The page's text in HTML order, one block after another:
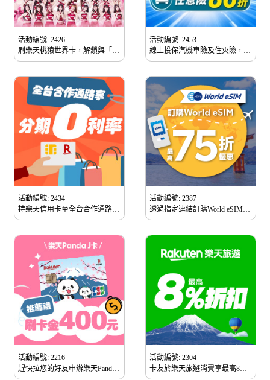
活動編號: 2426
刷樂天桃猿世界卡，解鎖與「樂
天女孩」的專屬見面會
活動編號: 2453
線上投保汽機車險及住火險，投
保時輸入專案代碼可享多重優
活動編號: 2434
持樂天信用卡至全台合作通路消
費享分期付款0利率
活動編號: 2387
透過指定連結訂購World eSIM
享最高75折優惠
活動編號: 2216
趕快拉您的好友申辦樂天Panda J
卡即享特別優惠
活動編號: 2304
卡友於樂天旅遊消費享最高8%
折扣